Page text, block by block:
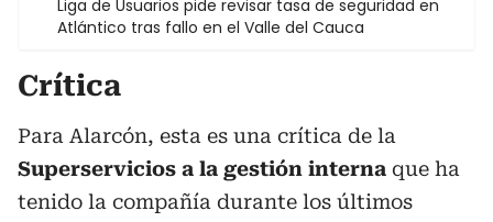
Liga de Usuarios pide revisar tasa de seguridad en
Atlántico tras fallo en el Valle del Cauca
Crítica
Para Alarcón, esta es una crítica de la
Superservicios a la gestión interna que ha
tenido la compañía durante los últimos